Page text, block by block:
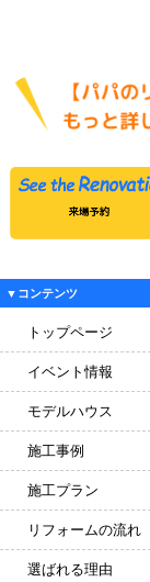
▼コンテンツ
トップページ
イベント情報
モデルハウス
施工事例
施工プラン
リフォームの流れ
選ばれる理由